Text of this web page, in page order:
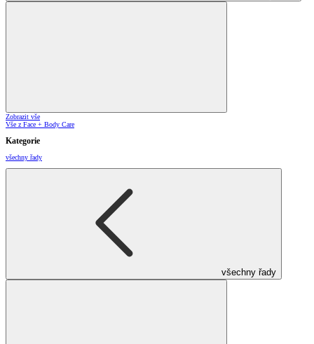
Zobrazit vše
Vše z Face + Body Care
Kategorie
všechny řady
všechny řady